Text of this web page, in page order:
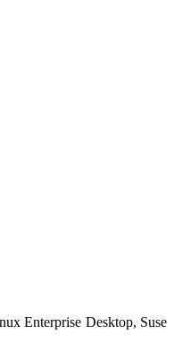
Enterprise Desktop, Suse